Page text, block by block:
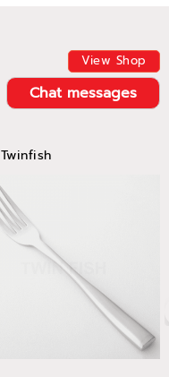
View Shop
Chat messages
Twinfish